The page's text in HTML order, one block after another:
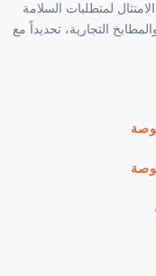
التجارية، تحديداً مع